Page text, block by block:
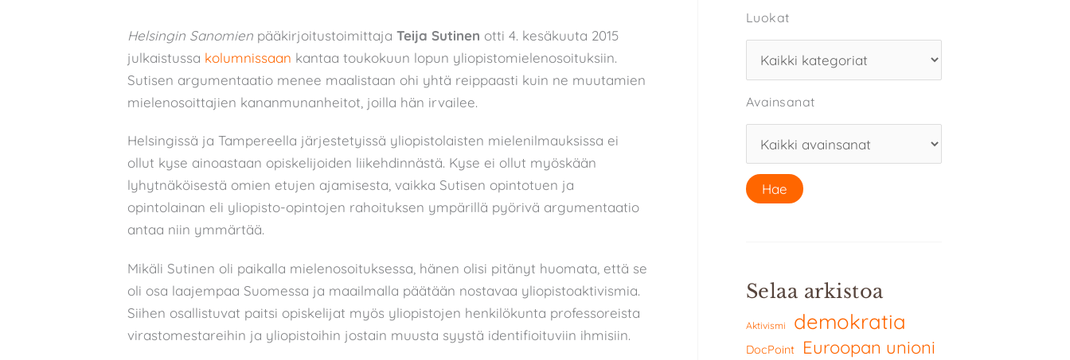
Helsingin Sanomien pääkirjoitustoimittaja Teija Sutinen otti 4. kesäkuuta 2015
julkaistussa kolumnissaan kantaa toukokuun lopun yliopistomielenosoituksiin.
Sutisen argumentaatio menee maalistaan ohi yhtä reippaasti kuin ne muutamien
mielenosoittajien kananmunanheitot, joilla hän irvailee.
Helsingissä ja Tampereella järjestetyissä yliopistolaisten mielenilmauksissa ei
ollut kyse ainoastaan opiskelijoiden liikehdinnästä. Kyse ei ollut myöskään
lyhytnäköisestä omien etujen ajamisesta, vaikka Sutisen opintotuen ja
opintolainan eli yliopisto-opintojen rahoituksen ympärillä pyörivä argumentaatio
antaa niin ymmärtää.
Mikäli Sutinen oli paikalla mielenosoituksessa, hänen olisi pitänyt huomata, että se
oli osa laajempaa Suomessa ja maailmalla päätään nostavaa yliopistoaktivismia.
Siihen osallistuvat paitsi opiskelijat myös yliopistojen henkilökunta professoreista
virastomestareihin ja yliopistoihin jostain muusta syystä identifioituviin ihmisiin.
Luokat
Avainsanat
Selaa arkistoa
Aktivismi demokratia
DocPoint Euroopan unioni